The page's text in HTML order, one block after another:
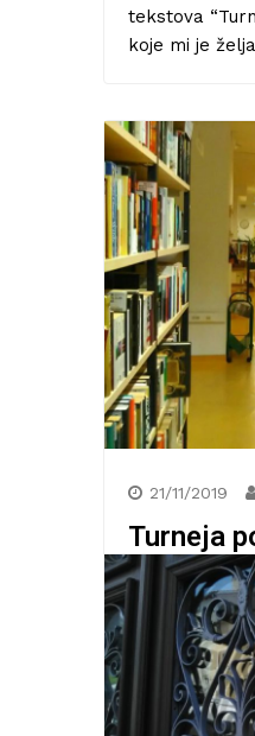
tekstova
koje mi je
21/11/2019
Turneja
Dobrodošli u
“Turneja po